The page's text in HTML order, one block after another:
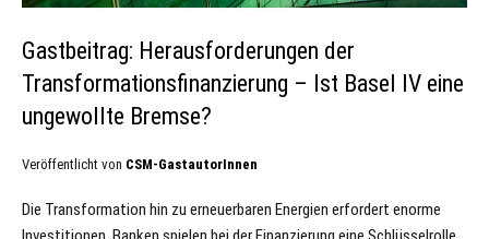
Gastbeitrag: Herausforderungen der
Transformationsfinanzierung – Ist Basel IV eine
ungewollte Bremse?
Veröffentlicht von CSM-GastautorInnen
Die Transformation hin zu erneuerbaren Energien erfordert enorme